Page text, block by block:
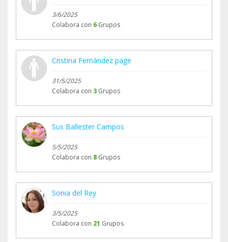
3/6/2025
Colabora con 6 Grupos
Cristina Fernández page
31/5/2025
Colabora con 3 Grupos
Sus Ballester Campos
5/5/2025
Colabora con 8 Grupos
Sonia del Rey
3/5/2025
Colabora con 21 Grupos